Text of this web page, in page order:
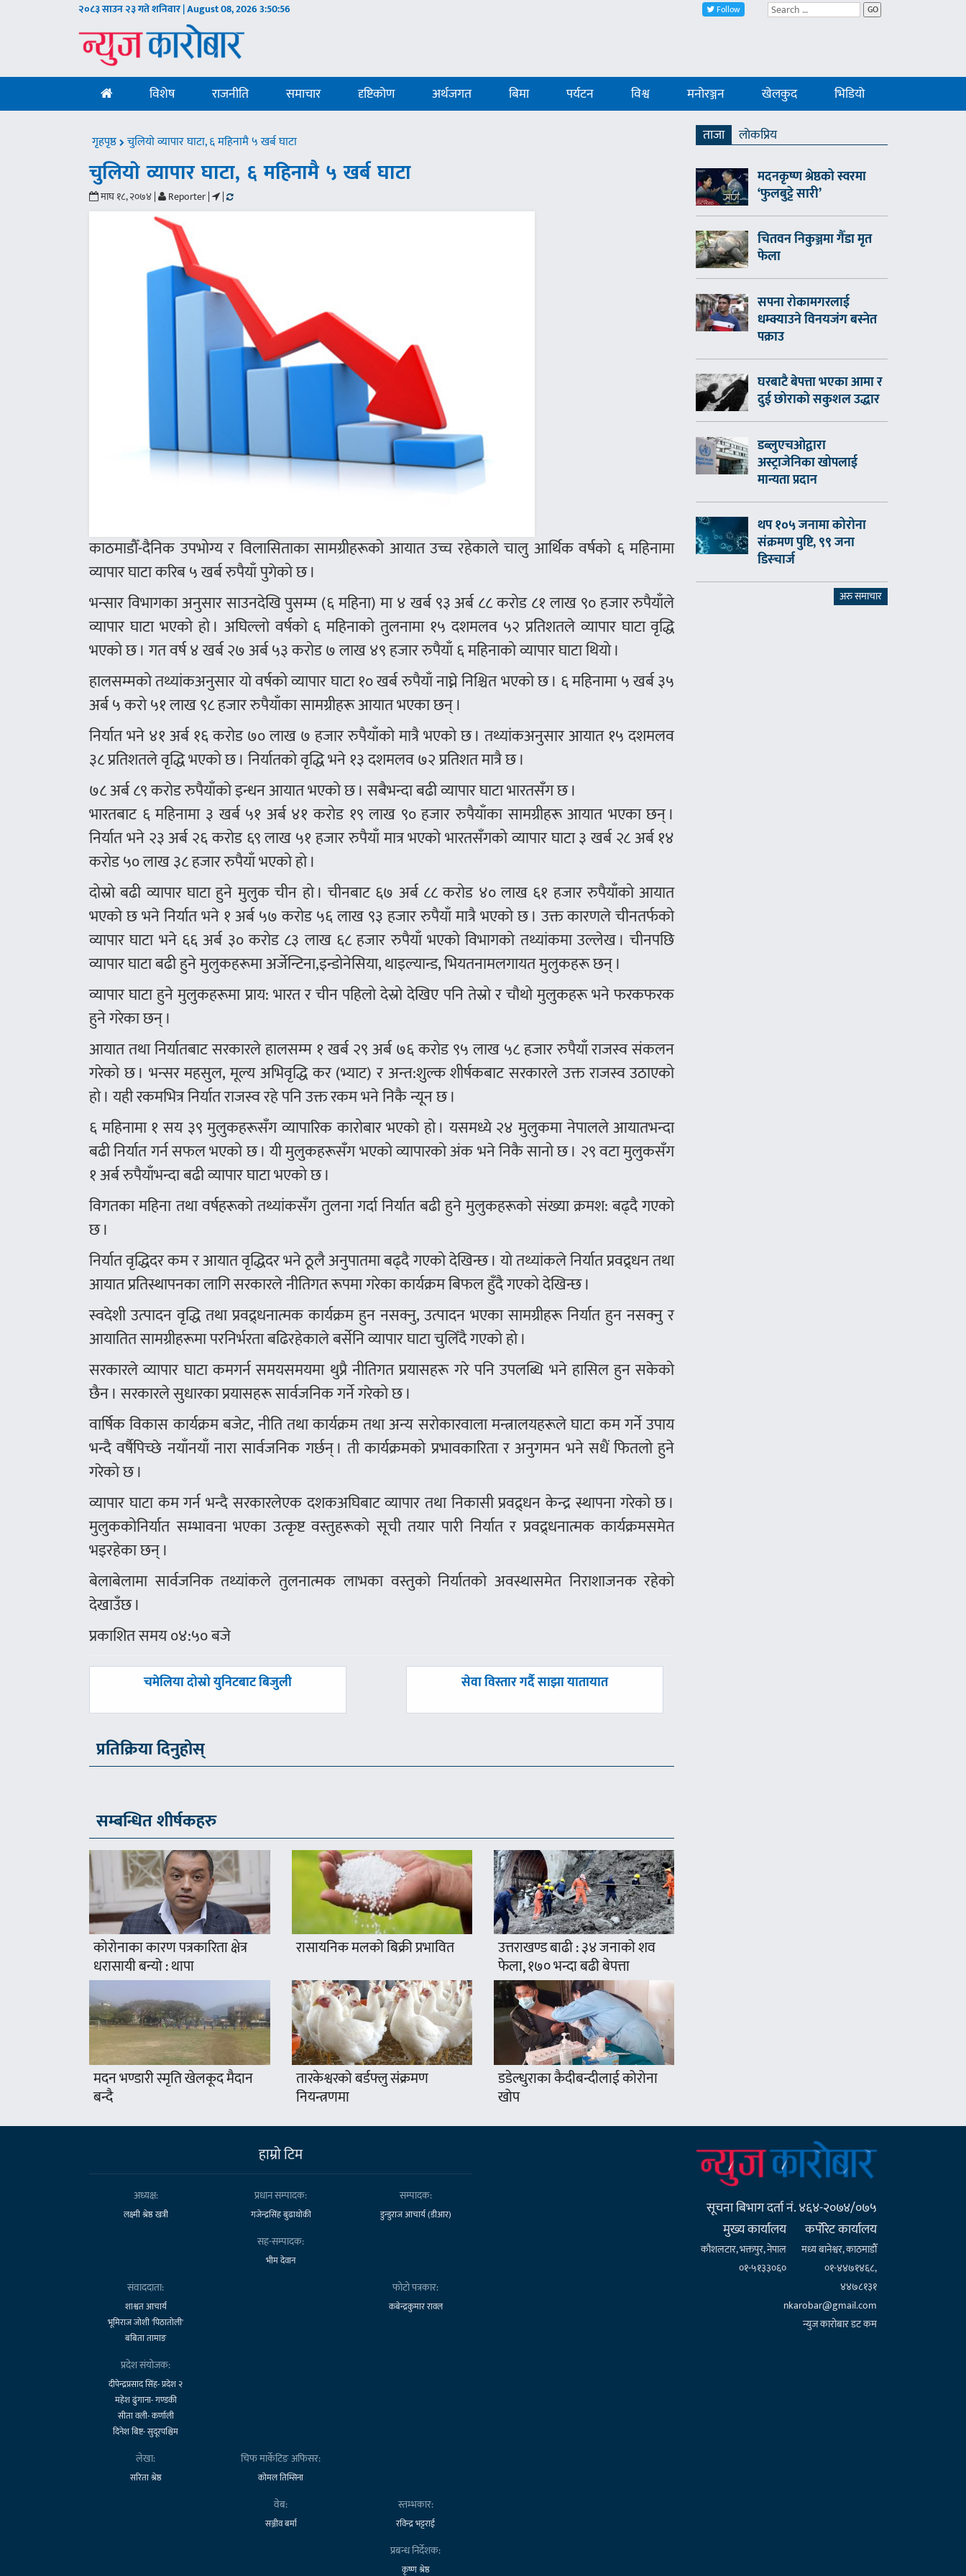
२०८३ साउन २३ गते शनिवार | August 08, 20263:50:57 Follow GO
विशेष राजनीति समाचार दृष्टिकोण अर्थजगत बिमा पर्यटन विश्व मनोरञ्जन खेलकुद भिडियो
गृहपृष्ठ चुलियाे व्यापार घाटा, ६ महिनामै ५ खर्ब घाटा
चुलियाे व्यापार घाटा, ६ महिनामै ५ खर्ब घाटा
माघ १८, २०७४ | Reporter | |
काठमाडौँ-दैनिक उपभोग्य र विलासिताका सामग्रीहरूको आयात उच्च रहेकाले चालु आर्थिक वर्षको ६ महिनामा
व्यापार घाटा करिब ५ खर्ब रुपैयाँ पुगेको छ ।
भन्सार विभागका अनुसार साउनदेखि पुसम्म (६ महिना) मा ४ खर्ब ९३ अर्ब ८८ करोड ८१ लाख ९० हजार रुपैयाँले
व्यापार घाटा भएको हो । अघिल्लो वर्षको ६ महिनाको तुलनामा १५ दशमलव ५२ प्रतिशतले व्यापार घाटा वृद्धि
भएको छ । गत वर्ष ४ खर्ब २७ अर्ब ५३ करोड ७ लाख ४९ हजार रुपैयाँ ६ महिनाको व्यापार घाटा थियो ।
हालसम्मको तथ्यांकअनुसार यो वर्षको व्यापार घाटा १० खर्ब रुपैयाँ नाघ्ने निश्चित भएको छ । ६ महिनामा ५ खर्ब ३५
अर्ब ५ करो ५१ लाख ९८ हजार रुपैयाँका सामग्रीहरू आयात भएका छन् ।
निर्यात भने ४१ अर्ब १६ करोड ७० लाख ७ हजार रुपैयाँको मात्रै भएको छ । तथ्यांकअनुसार आयात १५ दशमलव
३८ प्रतिशतले वृद्धि भएको छ । निर्यातको वृद्धि भने १३ दशमलव ७२ प्रतिशत मात्रै छ ।
७८ अर्ब ८९ करोड रुपैयाँको इन्धन आयात भएको छ । सबैभन्दा बढी व्यापार घाटा भारतसँग छ ।
भारतबाट ६ महिनामा ३ खर्ब ५१ अर्ब ४१ करोड १९ लाख ९० हजार रुपैयाँका सामग्रीहरू आयात भएका छन् ।
निर्यात भने २३ अर्ब २६ करोड ६९ लाख ५१ हजार रुपैयाँ मात्र भएको भारतसँगको व्यापार घाटा ३ खर्ब २८ अर्ब १४
करोड ५० लाख ३८ हजार रुपैयाँ भएको हो ।
दोस्रो बढी व्यापार घाटा हुने मुलुक चीन हो । चीनबाट ६७ अर्ब ८८ करोड ४० लाख ६१ हजार रुपैयाँको आयात
भएको छ भने निर्यात भने १ अर्ब ५७ करोड ५६ लाख ९३ हजार रुपैयाँ मात्रै भएको छ । उक्त कारणले चीनतर्फको
व्यापार घाटा भने ६६ अर्ब ३० करोड ८३ लाख ६८ हजार रुपैयाँ भएको विभागको तथ्यांकमा उल्लेख । चीनपछि
व्यापार घाटा बढी हुने मुलुकहरूमा अर्जेन्टिना,इन्डोनेसिया, थाइल्यान्ड, भियतनामलगायत मुलुकहरू छन् ।
व्यापार घाटा हुने मुलुकहरूमा प्राय: भारत र चीन पहिलो देस्रो देखिए पनि तेस्रो र चौथो मुलुकहरू भने फरकफरक
हुने गरेका छन् ।
आयात तथा निर्यातबाट सरकारले हालसम्म १ खर्ब २९ अर्ब ७६ करोड ९५ लाख ५८ हजार रुपैयाँ राजस्व संकलन
गरेको छ । भन्सर महसुल, मूल्य अभिवृद्धि कर (भ्याट) र अन्त:शुल्क शीर्षकबाट सरकारले उक्त राजस्व उठाएको
हो । यही रकमभित्र निर्यात राजस्व रहे पनि उक्त रकम भने निकै न्यून छ ।
६ महिनामा १ सय ३९ मुलुकहरूसँग व्यापारिक कारोबार भएको हो । यसमध्ये २४ मुलुकमा नेपालले आयातभन्दा
बढी निर्यात गर्न सफल भएको छ । यी मुलुकहरूसँग भएको व्यापारको अंक भने निकै सानो छ । २९ वटा मुलुकसँग
१ अर्ब रुपैयाँभन्दा बढी व्यापार घाटा भएको छ ।
विगतका महिना तथा वर्षहरूको तथ्यांकसँग तुलना गर्दा निर्यात बढी हुने मुलुकहरूको संख्या क्रमश: बढ्दै गएको
छ ।
निर्यात वृद्धिदर कम र आयात वृद्धिदर भने ठूलै अनुपातमा बढ्दै गएको देखिन्छ । यो तथ्यांकले निर्यात प्रवद्र्धन तथा
आयात प्रतिस्थापनका लागि सरकारले नीतिगत रूपमा गरेका कार्यक्रम बिफल हुँदै गएको देखिन्छ ।
स्वदेशी उत्पादन वृद्धि तथा प्रवद्र्धनात्मक कार्यक्रम हुन नसक्नु, उत्पादन भएका सामग्रीहरू निर्यात हुन नसक्नु र
आयातित सामग्रीहरूमा परनिर्भरता बढिरहेकाले बर्सेनि व्यापार घाटा चुलिँदै गएको हो ।
सरकारले व्यापार घाटा कमगर्न समयसमयमा थुप्रै नीतिगत प्रयासहरू गरे पनि उपलब्धि भने हासिल हुन सकेको
छैन । सरकारले सुधारका प्रयासहरू सार्वजनिक गर्ने गरेको छ ।
वार्षिक विकास कार्यक्रम बजेट, नीति तथा कार्यक्रम तथा अन्य सरोकारवाला मन्त्रालयहरूले घाटा कम गर्ने उपाय
भन्दै वर्षैपिच्छे नयाँनयाँ नारा सार्वजनिक गर्छन् । ती कार्यक्रमको प्रभावकारिता र अनुगमन भने सधैं फितलो हुने
गरेको छ ।
व्यापार घाटा कम गर्न भन्दै सरकारलेएक दशकअघिबाट व्यापार तथा निकासी प्रवद्र्धन केन्द्र स्थापना गरेको छ ।
मुलुककोनिर्यात सम्भावना भएका उत्कृष्ट वस्तुहरूको सूची तयार पारी निर्यात र प्रवद्र्धनात्मक कार्यक्रमसमेत
भइरहेका छन् ।
बेलाबेलामा सार्वजनिक तथ्यांकले तुलनात्मक लाभका वस्तुको निर्यातको अवस्थासमेत निराशाजनक रहेको
देखाउँछ ।
प्रकाशित समय ०४:५० बजे
पछिल्लाे
चमेलिया दोस्रो युनिटबाट बिजुली
अघिल्लाे
सेवा विस्तार गर्दै साझा यातायात
प्रतिक्रिया दिनुहोस्
सम्बन्धित शीर्षकहरु
कोरोनाका कारण पत्रकारिता क्षेत्र
धरासायी बन्यो : थापा
रासायनिक मलको बिक्री प्रभावित उत्तराखण्ड बाढी : ३४ जनाको शव
फेला, १७० भन्दा बढी बेपत्ता
मदन भण्डारी स्मृति खेलकूद मैदान
बन्दै
तारकेश्वरको बर्डफ्लु संक्रमण
नियन्त्रणमा
डडेल्धुराका कैदीबन्दीलाई कोरोना
खोप
ताजा
लाेकप्रिय
मदनकृष्ण श्रेष्ठको स्वरमा
‘फुलबुट्टे सारी’
चितवन निकुञ्जमा गैँडा मृत
फेला
सपना रोकामगरलाई
धम्क्याउने विनयजंग बस्नेत
पक्राउ
घरबाटै बेपत्ता भएका आमा र
दुई छोराको सकुशल उद्धार
डब्लुएचओद्वारा
अस्ट्राजेनिका खोपलाई
मान्यता प्रदान
थप १०५ जनामा कोरोना
संक्रमण पुष्टि, ९९ जना
डिस्चार्ज
अरु समाचार
हाम्राे टिम
अध्यक्ष:
लक्ष्मी श्रेष्ठ खत्री
प्रधान सम्पादक:
गजेन्द्रसिंह बुढाथोकी
सम्पादक:
डुन्डुराज आचार्य (डीआर)
सह-सम्पादक:
भीम देवान
संवाददाता:
शाश्वत आचार्य
भूमिराज जोशी 'पिठातोली'
बबिता तामाङ
फोटो पत्रकार:
कबेन्द्रकुमार रावल
प्रदेश संयोजक:
दीपेन्द्रप्रसाद सिंह- प्रदेश २
महेश ढुंगाना- गण्डकी
सीता वली- कर्णाली
दिनेश बिष्ट- सुदूरपश्चिम
लेखा:
सरिता श्रेष्ठ
चिफ मार्केटिङ अफिसर:
कोमल तिम्सिना
वेब:
सञ्जीव बर्मा
स्तम्भकार:
रविन्द्र भट्टराई
प्रबन्ध निर्देशक:
कृष्ण श्रेष्ठ
सूचना बिभाग दर्ता नं. ४६४-२०७४/०७५
मुख्य कार्यालय
कौशलटार, भक्तपुर, नेपाल
०१-५१३३०६०
कर्पाेरेट कार्यालय
मध्य बानेश्वर, काठमाडौँ
०१-४४७१४६८,
४४७८१३१
nkarobar@gmail.com
न्युज कारोबार डट कम